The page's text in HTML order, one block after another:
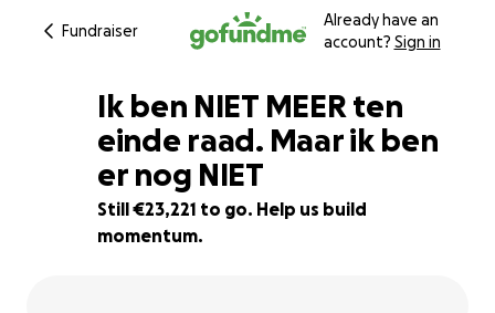
Fundraiser
Already have an
account? Sign in
7% complete
Ik ben NIET MEER ten
einde raad. Maar ik ben
er nog NIET
Still €23,221 to go. Help us build
momentum.